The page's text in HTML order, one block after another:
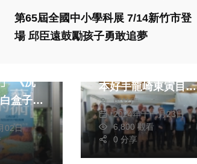
第65屆全國中小學科展 7/14新竹市登
場 邱臣遠鼓勵孩子勇敢追夢
館策展
《沉
盒子裡
出線
02日
本好手龍崎東寅目光
今天雙方簽定合作協
定 強力推向國際舞
台
鄭銘德
2024年十一月23日
6,800 觀看
0 分享